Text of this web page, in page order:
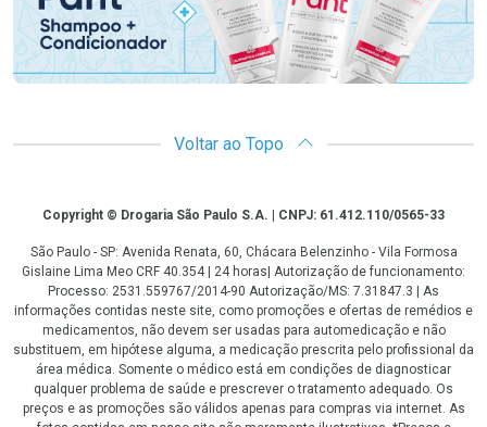
Voltar ao Topo
CopyrightCopyright © Drogaria São Paulo S.A. | CNPJ: 61.412.110/0565-33
São Paulo - SP: Avenida Renata, 60, Chácara Belenzinho - Vila Formosa
Gislaine Lima Meo CRF 40.354 | 24 horas| Autorização de funcionamento:
Processo: 2531.559767/2014-90 Autorização/MS: 7.31847.3 | As
informações contidas neste site, como promoções e ofertas de remédios e
medicamentos, não devem ser usadas para automedicação e não
substituem, em hipótese alguma, a medicação prescrita pelo profissional da
área médica. Somente o médico está em condições de diagnosticar
qualquer problema de saúde e prescrever o tratamento adequado. Os
preços e as promoções são válidos apenas para compras via internet. As